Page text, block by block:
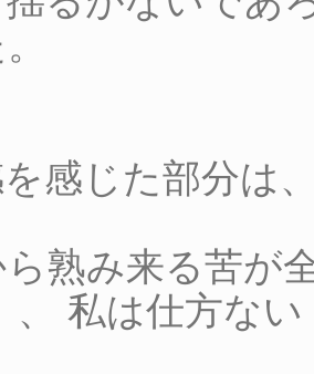
感じた部分は
熟み来る苦が
、 私は仕方ない